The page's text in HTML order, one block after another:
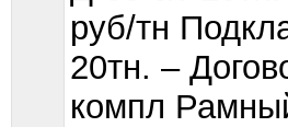
руб/тн
20тн. –
компл